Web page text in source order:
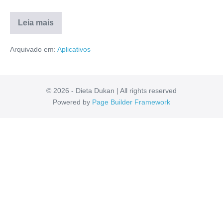
Leia mais
App
Money
ConfiÃ¡vel?
Confira
Tudo
Arquivado em: Aplicativos
© 2026 - Dieta Dukan | All rights reserved
Powered by Page Builder Framework